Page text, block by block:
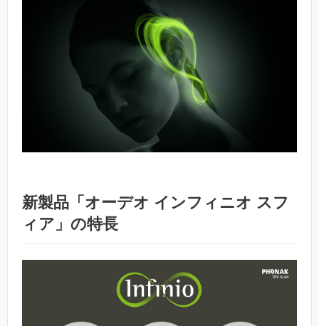
新製品「オーデオ インフィニオ スフ
ィア」の特長